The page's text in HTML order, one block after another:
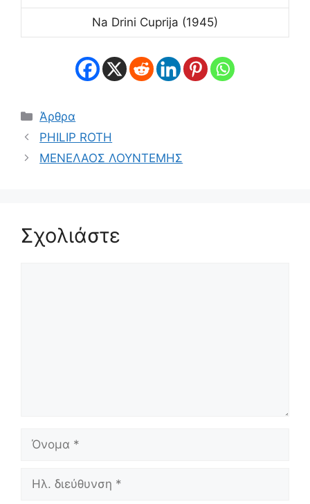
Na Drini Cuprija (1945)
Κατηγορίες
Άρθρα
PHILIP ROTH
ΜΕΝΕΛΑΟΣ ΛΟΥΝΤΕΜΗΣ
Σχολιάστε
διεύθυνση